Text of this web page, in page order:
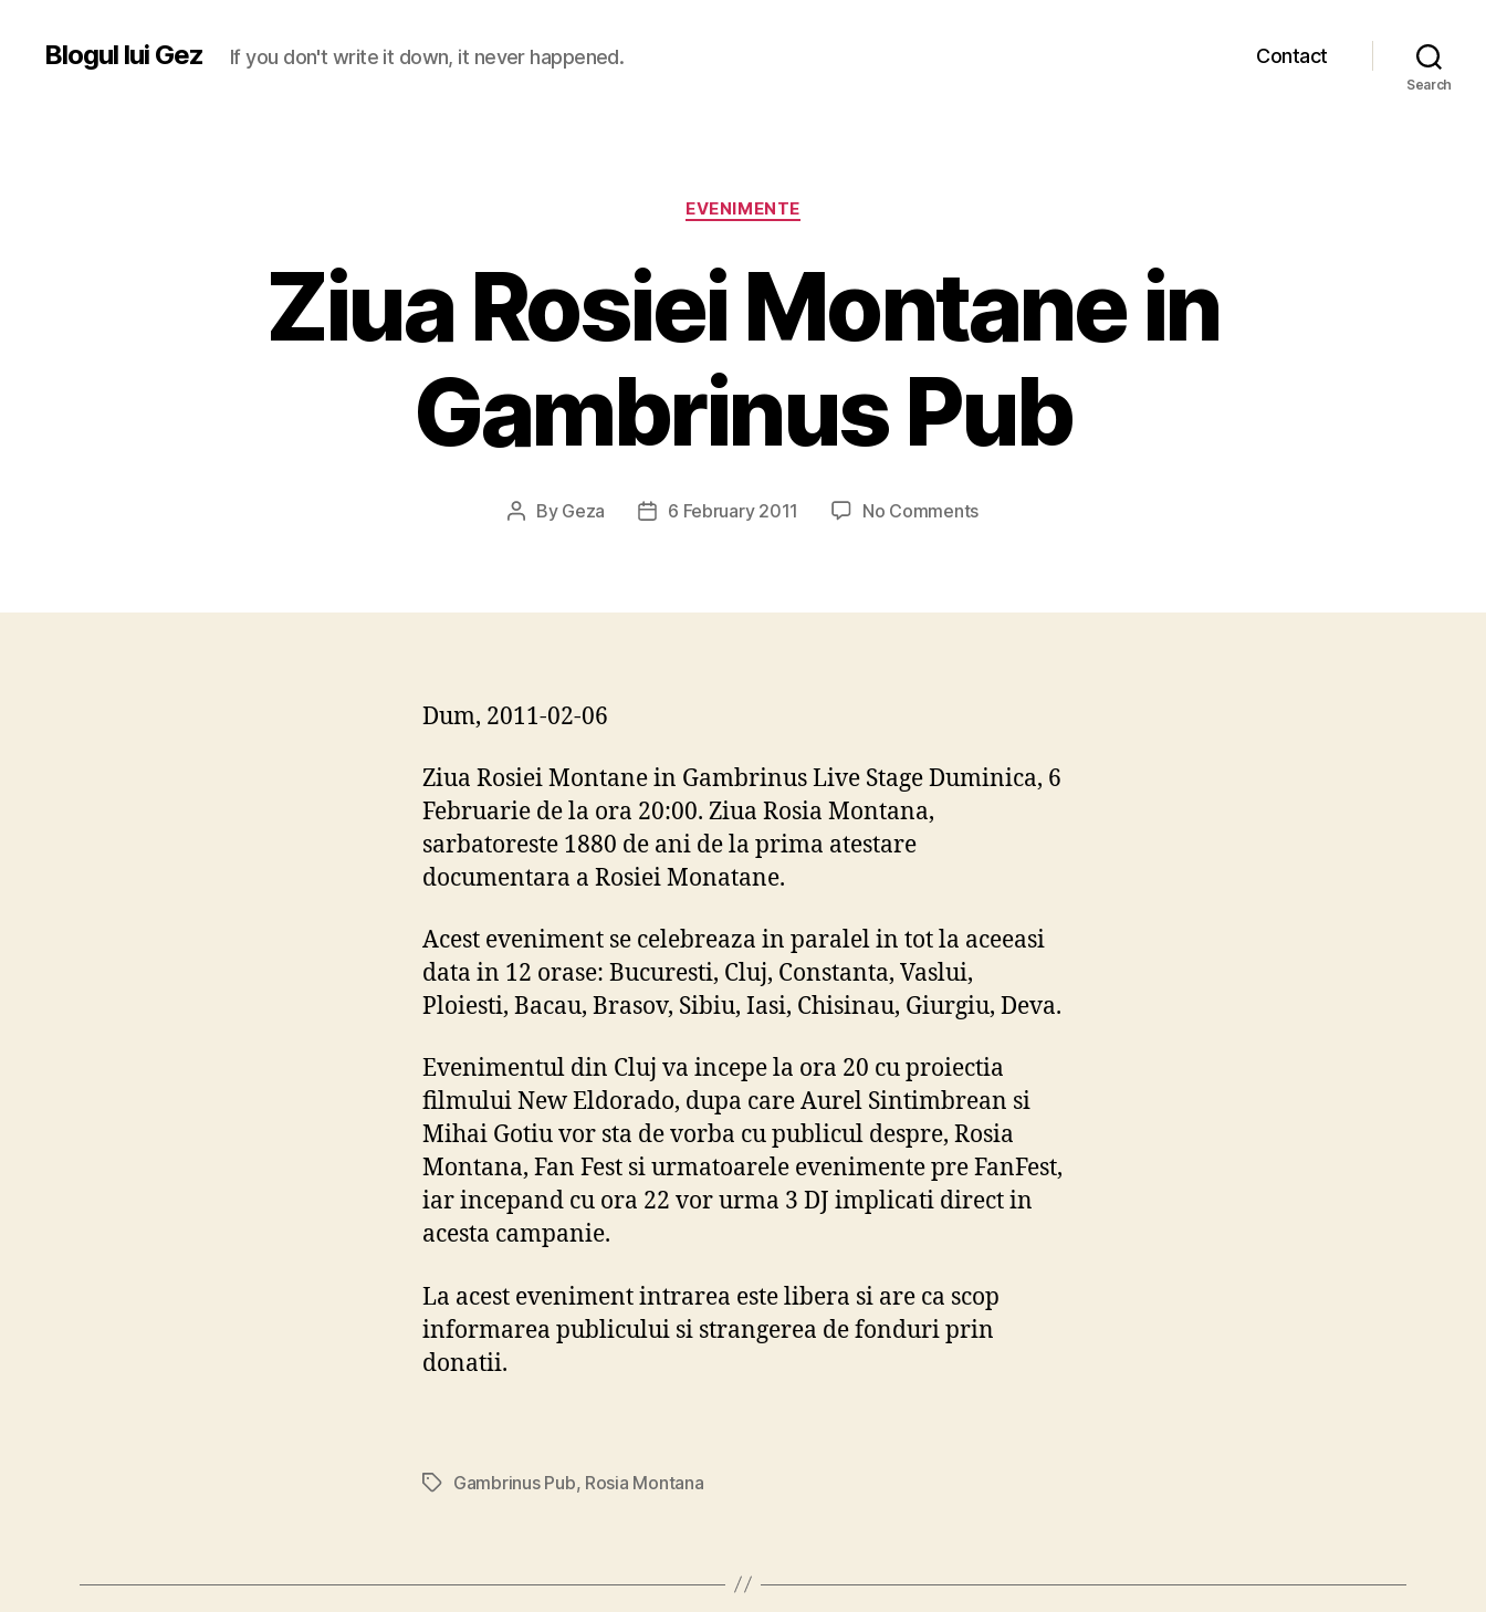
Blogul lui Gez If you don't write it down, it never happened. Contact
Search
Categories
EVENIMENTE
Ziua Rosiei Montane in
Gambrinus Pub
Post
By Geza
Post6 February 2011 No Commentson
in
Dum, 2011-02-06
Ziua Rosiei Montane in Gambrinus Live Stage Duminica, 6
Februarie de la ora 20:00. Ziua Rosia Montana,
sarbatoreste 1880 de ani de la prima atestare
documentara a Rosiei Monatane.
Acest eveniment se celebreaza in paralel in tot la aceeasi
data in 12 orase: Bucuresti, Cluj, Constanta, Vaslui,
Ploiesti, Bacau, Brasov, Sibiu, Iasi, Chisinau, Giurgiu, Deva.
Evenimentul din Cluj va incepe la ora 20 cu proiectia
filmului New Eldorado, dupa care Aurel Sintimbrean si
Mihai Gotiu vor sta de vorba cu publicul despre, Rosia
Montana, Fan Fest si urmatoarele evenimente pre FanFest,
iar incepand cu ora 22 vor urma 3 DJ implicati direct in
acesta campanie.
La acest eveniment intrarea este libera si are ca scop
informarea publicului si strangerea de fonduri prin
donatii.
TagsGambrinus Pub, Rosia Montana